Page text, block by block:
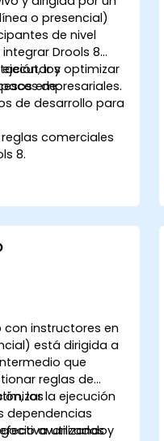
o presencial)
de nivel
Drools 8
ejecutar y optimizar
empresariales.
los
de:
de desarrollo para
comerciales
8.
Drools en los
la toma de
problemas en
con instructores en
está dirigida a
que
reglas de
la ejecución
dependencias
utilizando
los
avanzadas y